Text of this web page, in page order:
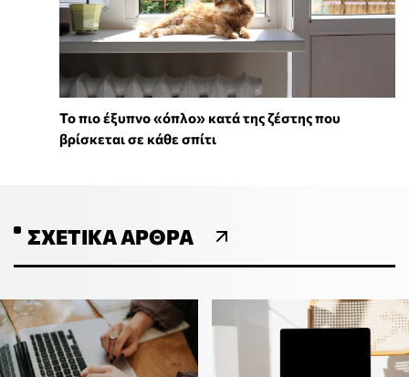
To πιο έξυπνο «όπλο» κατά της ζέστης που
βρίσκεται σε κάθε σπίτι
ΣΧΕΤΙΚΆ ΆΡΘΡΑ